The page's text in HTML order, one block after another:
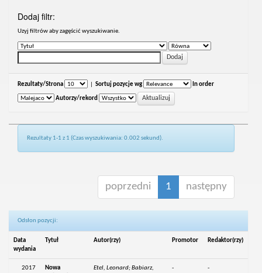
Dodaj filtr:
Uzyj filtrów aby zagęścić wyszukiwanie.
Rezultaty/Strona Sortuj pozycje wg In order
Autorzy/rekord
Rezultaty 1-1 z 1 (Czas wyszukiwania: 0.002 sekund).
poprzedni 1 następny
Odsłon pozycji:
Data
wydania
Tytuł Autor(rzy) Promotor Redaktor(rzy)
2017
Nowa
Etel, Leonard; Babiarz,
- -